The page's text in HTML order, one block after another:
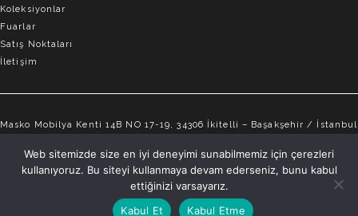
Koleksiyonlar
Fuarlar
Satış Noktaları
İletişim
Masko Mobilya Kenti 14B NO 17-19, 34306 İkitelli – Başakşehir / İstanbul
info@elvemobilya.com.tr
+90 542 651 88 18
Web sitemizde size en iyi deneyimi sunabilmemiz için çerezleri
kullanıyoruz. Bu siteyi kullanmaya devam ederseniz, bunu kabul
ettiğinizi varsayarız.
Kabul Et
Kabul Etme